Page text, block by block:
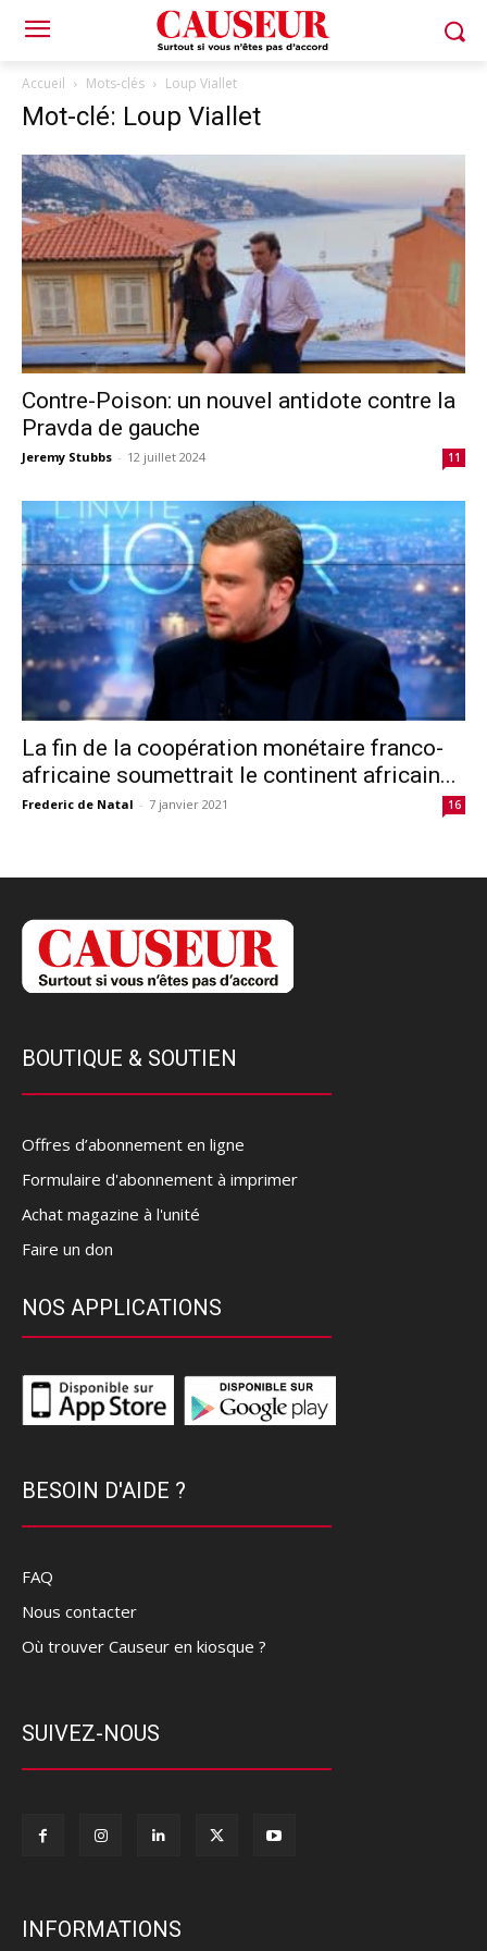
Accueil Mots-clés Loup Viallet
Mot-clé: Loup Viallet
Contre-Poison: un nouvel antidote contre la
Pravda de gauche
Jeremy Stubbs - 12 juillet 2024 11
La fin de la coopération monétaire franco-
africaine soumettrait le continent africain...
Frederic de Natal - 7 janvier 2021 16
BOUTIQUE & SOUTIEN
Offres d’abonnement en ligne
Formulaire d'abonnement à imprimer
Achat magazine à l'unité
Faire un don
NOS APPLICATIONS
BESOIN D'AIDE ?
FAQ
Nous contacter
Où trouver Causeur en kiosque ?
SUIVEZ-NOUS
INFORMATIONS